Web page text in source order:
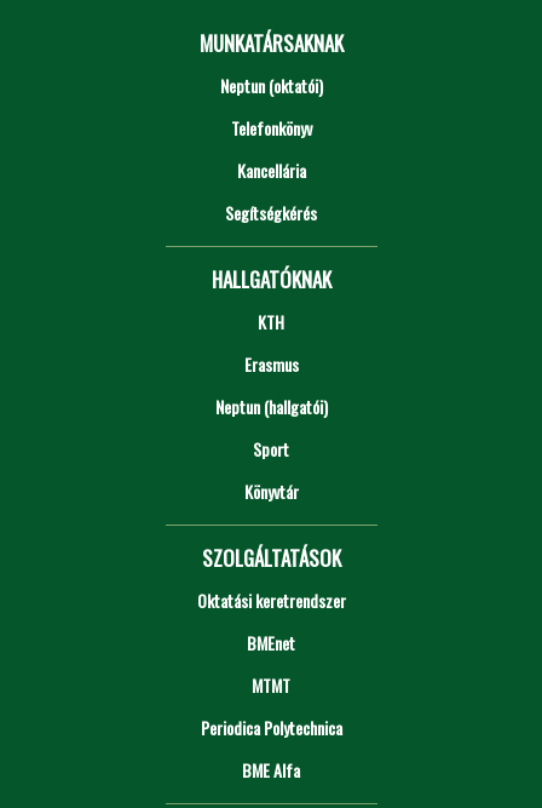
MUNKATÁRSAKNAK
Neptun (oktatói)
Telefonkönyv
Kancellária
Segítségkérés
HALLGATÓKNAK
KTH
Erasmus
Neptun (hallgatói)
Sport
Könyvtár
SZOLGÁLTATÁSOK
Oktatási keretrendszer
BMEnet
MTMT
Periodica Polytechnica
BME Alfa